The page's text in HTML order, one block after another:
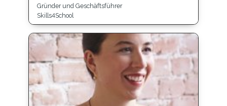
Gründer und Geschäftsführer
Skills4School